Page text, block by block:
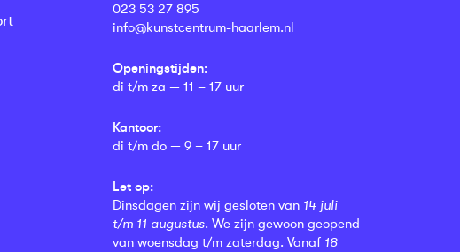
023 53 27 895
info@kunstcentrum-haarlem.nl
Openingstijden:
di t/m za — 11 – 17 uur
Kantoor:
di t/m do — 9 – 17 uur
Let op:
Dinsdagen zijn wij gesloten van 14 juli
t/m 11 augustus. We zijn gewoon geopend
van woensdag t/m zaterdag. Vanaf 18